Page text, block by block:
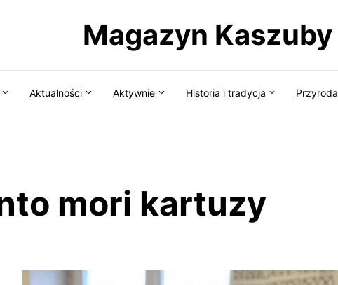
Magazyn Kaszuby
Aktualności Aktywnie Historia i tradycja Przyroda
mori kartuzy